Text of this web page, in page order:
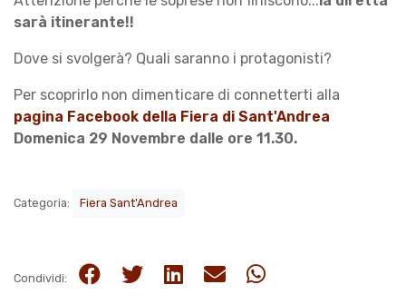
sarà itinerante!!
Dove si svolgerà? Quali saranno i protagonisti?
Per scoprirlo non dimenticare di connetterti alla
pagina Facebook della Fiera di Sant'Andrea
Domenica 29 Novembre dalle ore 11.30.
Categoria: Fiera Sant'Andrea
Condividi: